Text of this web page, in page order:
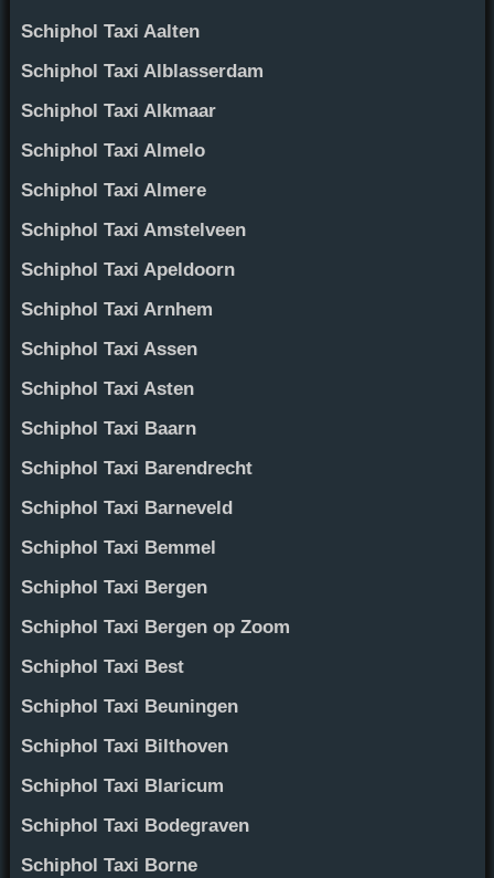
Schiphol Taxi Aalten
Schiphol Taxi Alblasserdam
Schiphol Taxi Alkmaar
Schiphol Taxi Almelo
Schiphol Taxi Almere
Schiphol Taxi Amstelveen
Schiphol Taxi Apeldoorn
Schiphol Taxi Arnhem
Schiphol Taxi Assen
Schiphol Taxi Asten
Schiphol Taxi Baarn
Schiphol Taxi Barendrecht
Schiphol Taxi Barneveld
Schiphol Taxi Bemmel
Schiphol Taxi Bergen
Schiphol Taxi Bergen op Zoom
Schiphol Taxi Best
Schiphol Taxi Beuningen
Schiphol Taxi Bilthoven
Schiphol Taxi Blaricum
Schiphol Taxi Bodegraven
Schiphol Taxi Borne